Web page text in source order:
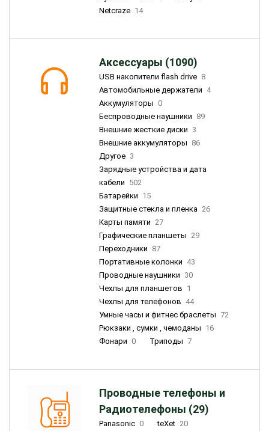
Netcraze 14
Аксессуары (1090)
USB накопители flash drive 8
Автомобильные держатели 4
Аккумуляторы 0
Беспроводные наушники 89
Внешние жесткие диски 3
Внешние аккумуляторы 86
Другое 3
Зарядные устройства и дата
кабели 502
Батарейки 15
Защитные стекла и пленка 26
Карты памяти 27
Графические планшеты 29
Переходники 87
Портативные колонки 43
Проводные наушники 30
Чехлы для планшетов 1
Чехлы для телефонов 44
Умные часы и фитнес браслеты 72
Рюкзаки , сумки , чемоданы 16
Фонари 0 Триподы 7
Проводные телефоны и
Радиотелефоны (29)
Panasonic 0 teXet 20